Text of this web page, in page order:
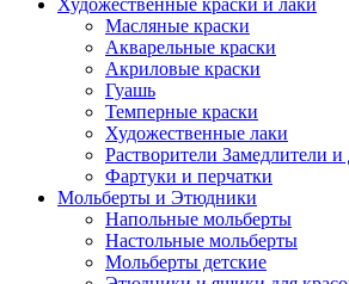
Масляные краски
Акварельные краски
Акриловые краски
Гуашь
Темперные краски
Художественные лаки
Растворители Замедлители и
Фартуки и перчатки
Мольберты и Этюдники
Напольные мольберты
Настольные мольберты
Мольберты детские